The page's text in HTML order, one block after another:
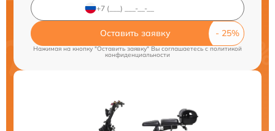
Оставить заявку
Нажимая на кнопку "Оставить заявку" Вы соглашаетесь cполитикой
конфиденциальности